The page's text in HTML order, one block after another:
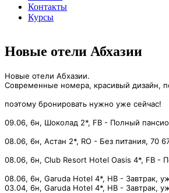
Контакты
Курсы
Новые отели Абхазии
Новые отели Абхазии.⠀
Современные номера, красивый дизайн,
поэтому бронировать нужно уже сейчас!
09.06, 6н, Шоколад 2*, FB - Полный
08.06, 6н, Астан 2*, RO - Без питания, 70
08.06, 6н, Club Resort Hotel Oasis 4*, FB -
08.06, 6н, Garuda Hotel 4*, HB - Завтрак,
03.04, 6н, Garuda Hotel 4*, HB - Завтрак,